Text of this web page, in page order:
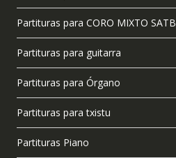
Partituras para CORO MIXTO SATB
Partituras para guitarra
Partituras para Órgano
Partituras para txistu
Partituras Piano